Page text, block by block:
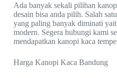
Ada banyak sekali pilihan
desain bisa anda pilih. Salah
yang paling banyak diminati
modern. Segera hubungi kami
mendapatkan kanopi kaca
Harga Kanopi Kaca Bandung